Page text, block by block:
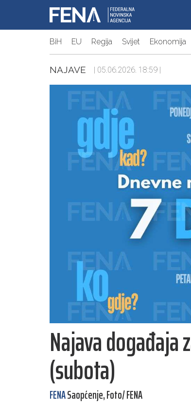
BiH EU Regija Svijet Ekonomija
NAJAVE | 05.06.2026. 18:59 |
Najava događaja
(subota)
FENASaopćenje, Foto/ FENA